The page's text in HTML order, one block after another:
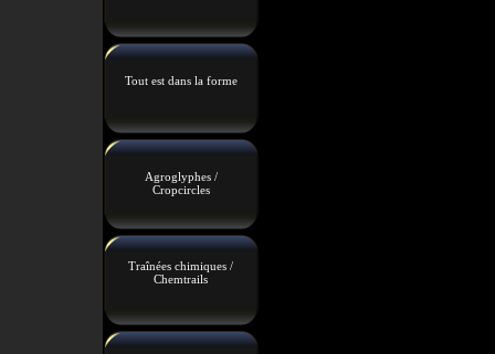
Tout est dans la forme
Agroglyphes /
Cropcircles
Traînées chimiques /
Chemtrails